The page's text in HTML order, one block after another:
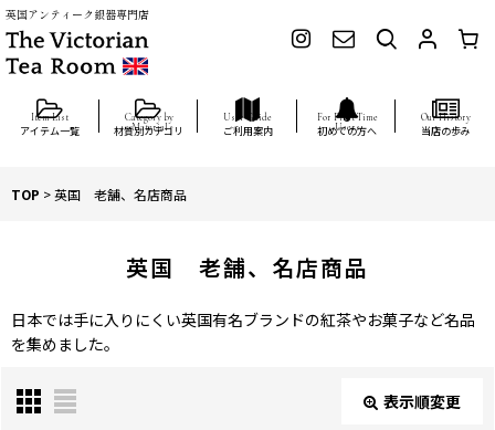
英国アンティーク銀器専門店
アイテム一覧 材質別カテゴリ ご利用案内 初めての方へ 当店の歩み
TOP >英国 老舗、名店商品
英国 老舗、名店商品
日本では手に入りにくい英国有名ブランドの紅茶やお菓子など名品
を集めました。
表示順変更
閉じる